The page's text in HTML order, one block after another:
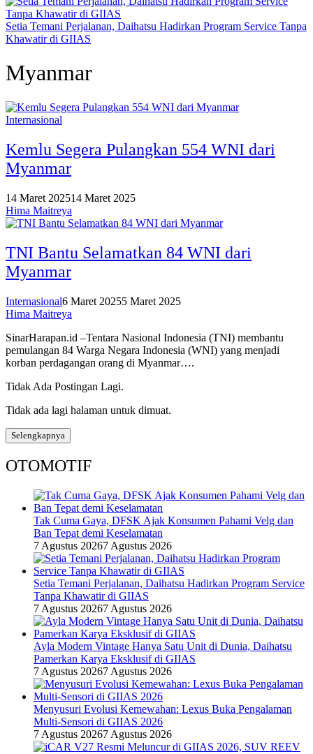
Setia Temani Perjalanan, Daihatsu Hadirkan Program Service Tanpa
Khawatir di GIIAS
Myanmar
Internasional
Kemlu Segera Pulangkan 554 WNI dari
Myanmar
14 Maret 202514 Maret 2025
Hima Maitreya
TNI Bantu Selamatkan 84 WNI dari
Myanmar
Internasional6 Maret 20255 Maret 2025
Hima Maitreya
SinarHarapan.id –Tentara Nasional Indonesia (TNI) membantu
pemulangan 84 Warga Negara Indonesia (WNI) yang menjadi
korban perdagangan orang di Myanmar….
Tidak Ada Postingan Lagi.
Tidak ada lagi halaman untuk dimuat.
Selengkapnya
OTOMOTIF
Tak Cuma Gaya, DFSK Ajak Konsumen Pahami Velg dan
Ban Tepat demi Keselamatan
7 Agustus 20267 Agustus 2026
Setia Temani Perjalanan, Daihatsu Hadirkan Program Service
Tanpa Khawatir di GIIAS
7 Agustus 20267 Agustus 2026
Ayla Modern Vintage Hanya Satu Unit di Dunia, Daihatsu
Pamerkan Karya Eksklusif di GIIAS
7 Agustus 20267 Agustus 2026
Menyusuri Evolusi Kemewahan: Lexus Buka Pengalaman
Multi-Sensori di GIIAS 2026
7 Agustus 20267 Agustus 2026